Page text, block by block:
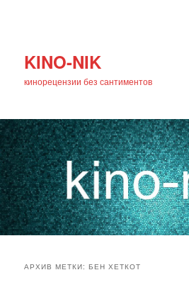
KINO-NIK
кинорецензии без сантиментов
АРХИВ МЕТКИ:БЕН ХЕТКОТ